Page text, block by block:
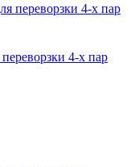
4-х пар